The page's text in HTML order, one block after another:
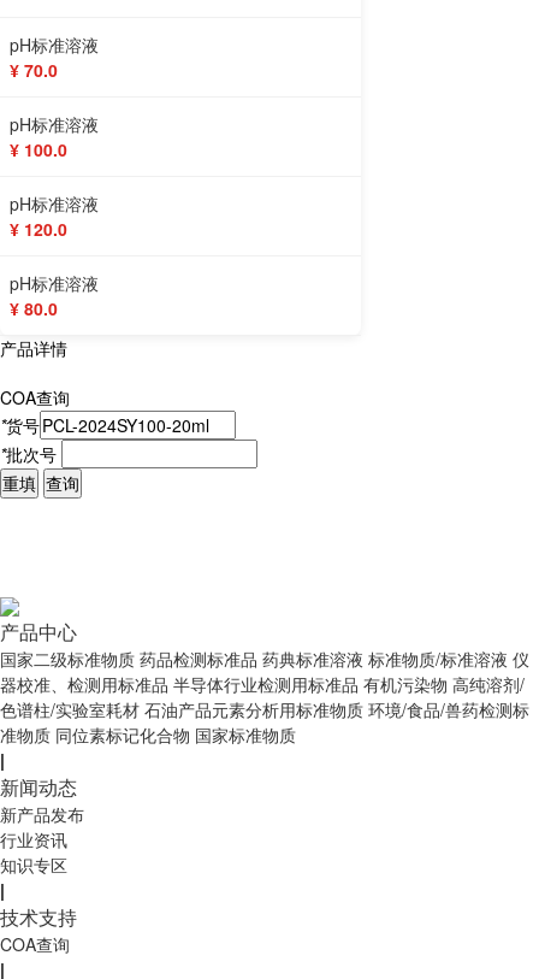
pH标准溶液
¥ 70.0
pH标准溶液
¥ 100.0
pH标准溶液
¥ 120.0
pH标准溶液
¥ 80.0
产品详情
COA查询
*货号
*批次号
重填 查询
产品中心
国家二级标准物质 药品检测标准品 药典标准溶液 标准物质/标准溶液 仪
器校准、检测用标准品 半导体行业检测用标准品 有机污染物 高纯溶剂/
色谱柱/实验室耗材 石油产品元素分析用标准物质 环境/食品/兽药检测标
准物质 同位素标记化合物 国家标准物质
|
新闻动态
新产品发布
行业资讯
知识专区
|
技术支持
COA查询
|